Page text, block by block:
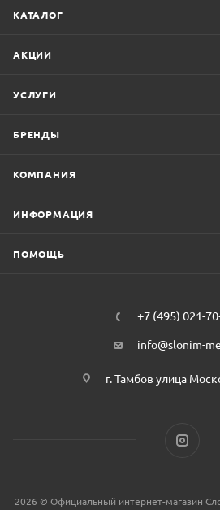
КАТАЛОГ
АКЦИИ
УСЛУГИ
БРЕНДЫ
КОМПАНИЯ
ИНФОРМАЦИЯ
ПОМОЩЬ
+7 (495) 021-
info@slonim-
г. Тамбов улица
2026 © Официальный интернет-магазин